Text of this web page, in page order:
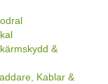
&
Kablar &